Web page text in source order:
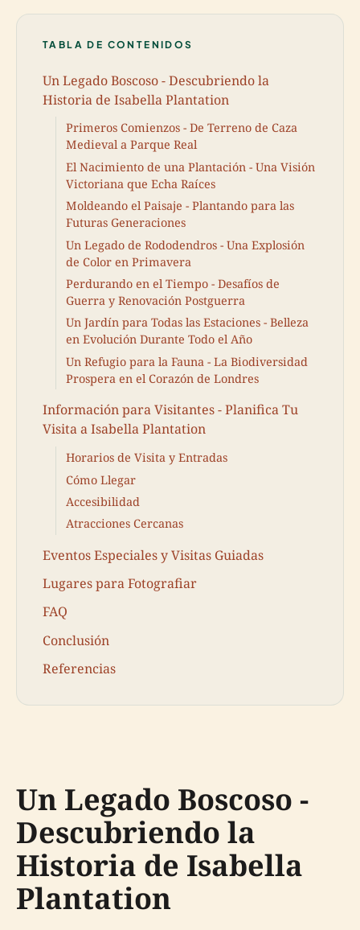
TABLA DE CONTENIDOS
Un Legado Boscoso - Descubriendo la
Historia de Isabella Plantation
Primeros Comienzos - De Terreno de Caza
Medieval a Parque Real
El Nacimiento de una Plantación - Una Visión
Victoriana que Echa Raíces
Moldeando el Paisaje - Plantando para las
Futuras Generaciones
Un Legado de Rododendros - Una Explosión
de Color en Primavera
Perdurando en el Tiempo - Desafíos de
Guerra y Renovación Postguerra
Un Jardín para Todas las Estaciones - Belleza
en Evolución Durante Todo el Año
Un Refugio para la Fauna - La Biodiversidad
Prospera en el Corazón de Londres
Información para Visitantes - Planifica Tu
Visita a Isabella Plantation
Horarios de Visita y Entradas
Cómo Llegar
Accesibilidad
Atracciones Cercanas
Eventos Especiales y Visitas Guiadas
Lugares para Fotografiar
FAQ
Conclusión
Referencias
Un Legado Boscoso -
Descubriendo la
Historia de Isabella
Plantation